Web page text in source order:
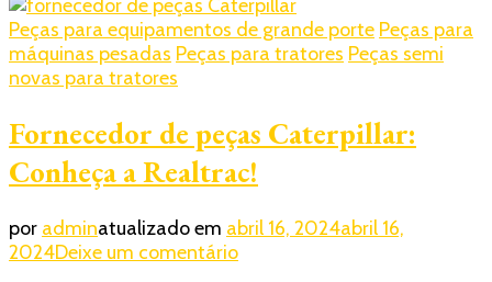
na
escolha
Peças para equipamentos de grande porte Peças para
máquinas pesadas Peças para tratores Peças semi
novas para tratores
Fornecedor de peças Caterpillar:
Conheça a Realtrac!
por adminatualizado em abril 16, 2024abril 16,
2024Deixe um comentárioem